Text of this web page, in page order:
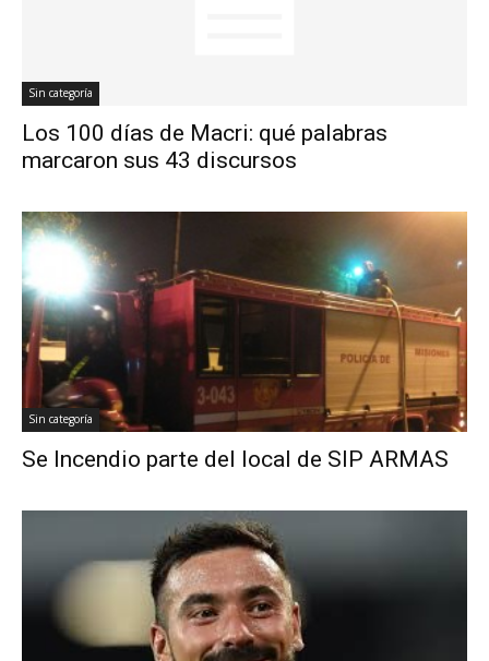
Sin categoría
Los 100 días de Macri: qué palabras
marcaron sus 43 discursos
Sin categoría
Se Incendio parte del local de SIP ARMAS